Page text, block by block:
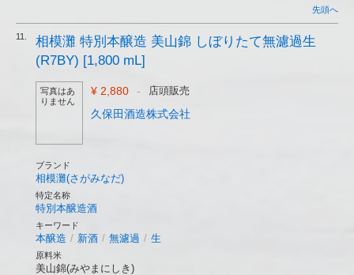
先頭へ
11.
相模灘 特別本醸造 美山錦 しぼりたて無濾過生
(R7BY) [1,800 mL]
写真はあ
りません
¥ 2,880 - 店頭販売
久保田酒造株式会社
ブランド
相模灘(さがみなだ)
特定名称
特別本醸造酒
キーワード
本醸造 / 新酒 / 無濾過 / 生
原料米
美山錦(みやまにしき)